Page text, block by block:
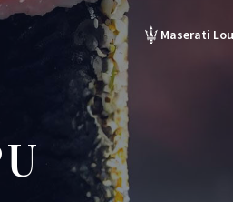
Maserati